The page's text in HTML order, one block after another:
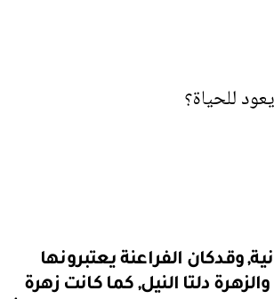
للحياة؟
الفراعنة يعتبرونها
دلتا النيل, كما كانت زهرة